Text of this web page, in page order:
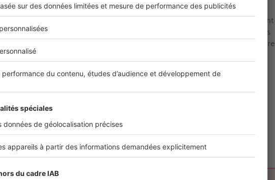
d’une entreprise privée non agricole employant plus de 10 personnes,
de l’aideMobili-Passen cas de mutation ou d’embauche nécessitant
Ce dispositif prend deux formes : une
pour couvrir les frais
par un professionnel de l’immobilier, et un
pour prendre
de mobilité (frais d’agence, de notaire, double loyer, etc.).
de l’aide est de3 500 €, et il varie en fonction de la zone
aide permet notamment de faire face aux
mutation
logement pendant la période de transition.
à Mobili-Pass, il est impératif de changer de domicile dans le cadre de la
dans l’obligation de prendre un second logement.